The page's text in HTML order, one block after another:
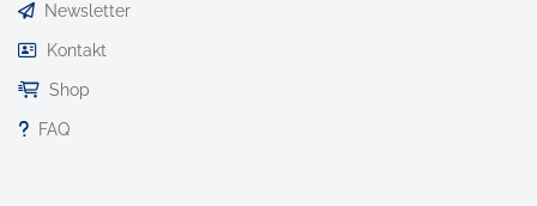
Newsletter
Kontakt
Shop
FAQ